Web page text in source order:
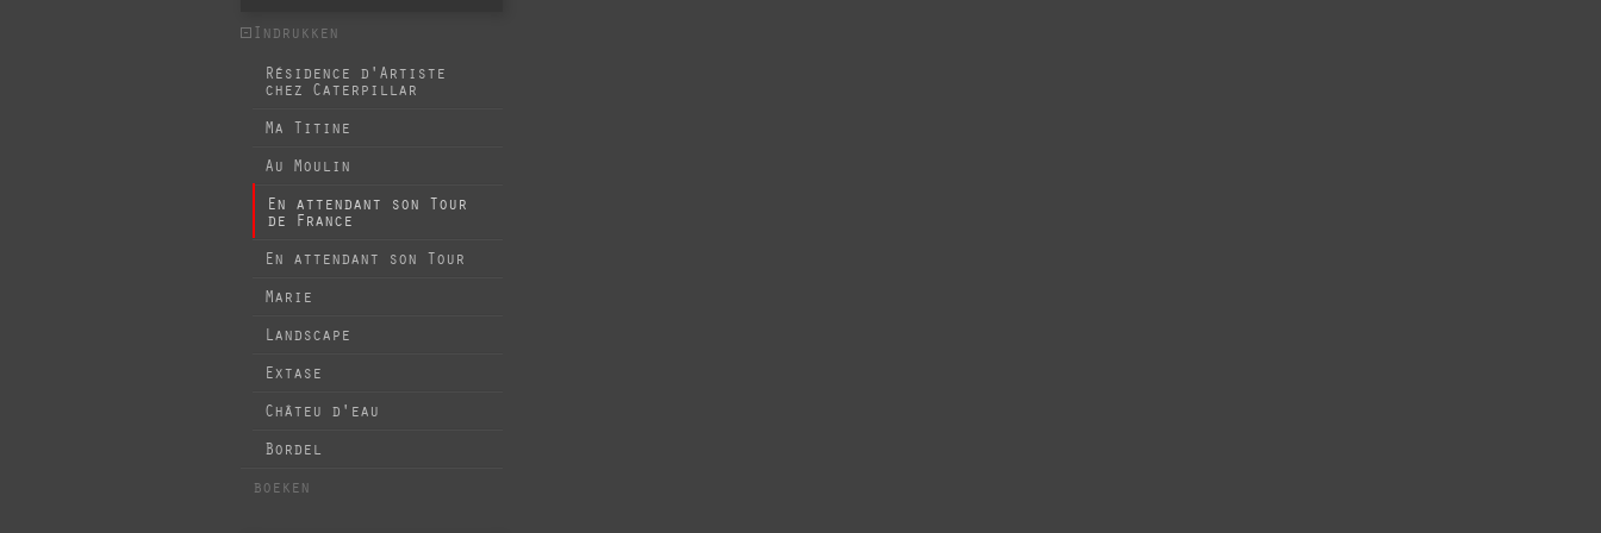
Indrukken
Résidence d'Artiste
chez Caterpillar
Ma Titine
Au Moulin
En attendant son Tour
de France
En attendant son Tour
Marie
Landscape
Extase
Châteu d'eau
Bordel
boeken